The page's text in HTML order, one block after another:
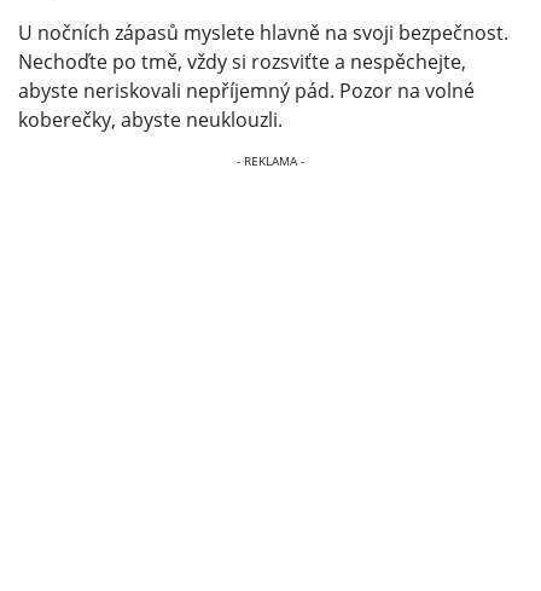
U nočních zápasů myslete hlavně na svoji bezpečnost.
Nechoďte po tmě, vždy si rozsviťte a nespěchejte,
abyste neriskovali nepříjemný pád. Pozor na volné
koberečky, abyste neuklouzli.